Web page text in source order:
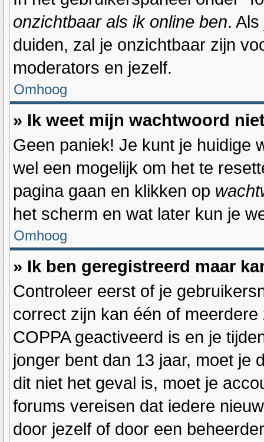
onzichtbaar als ik online ben.
duiden, zal je onzichtbaar zijn
moderators en jezelf.
Omhoog
» Ik weet mijn wachtwoord
Geen paniek! Je kunt je huidige
wel een mogelijk om het te
pagina gaan en klikken op
het scherm en wat later kun je
Omhoog
» Ik ben geregistreerd maar
Controleer eerst of je
correct zijn kan één of
COPPA geactiveerd is en je
jonger bent dan 13 jaar, moet je
dit niet het geval is, moet je
forums vereisen dat iedere
door jezelf of door een